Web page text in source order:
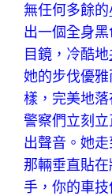
無任何多餘的
出一個全身
目鏡，冷酷地
她的步伐優
樣，完美地
警察們立刻
出聲音。她
那輛垂直貼
手，你的車